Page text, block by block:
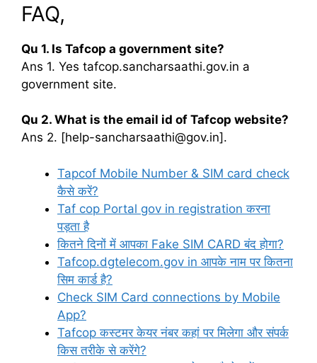
FAQ,
Qu 1. Is Tafcop a government site?
Ans 1. Yes tafcop.sancharsaathi.gov.in a
government site.
Qu 2. What is the email id of Tafcop website?
Ans 2. [help-sancharsaathi@gov.in].
Tapcof Mobile Number & SIM card check
कैसे करें?
Taf cop Portal gov in registration करना
पड़ता है
कितने दिनों में आपका Fake SIM CARD बंद होगा?
Tafcop.dgtelecom.gov in आपके नाम पर कितना
सिम कार्ड है?
Check SIM Card connections by Mobile
App?
Tafcop कस्टमर केयर नंबर कहां पर मिलेगा और संपर्क
किस तरीके से करेंगे?